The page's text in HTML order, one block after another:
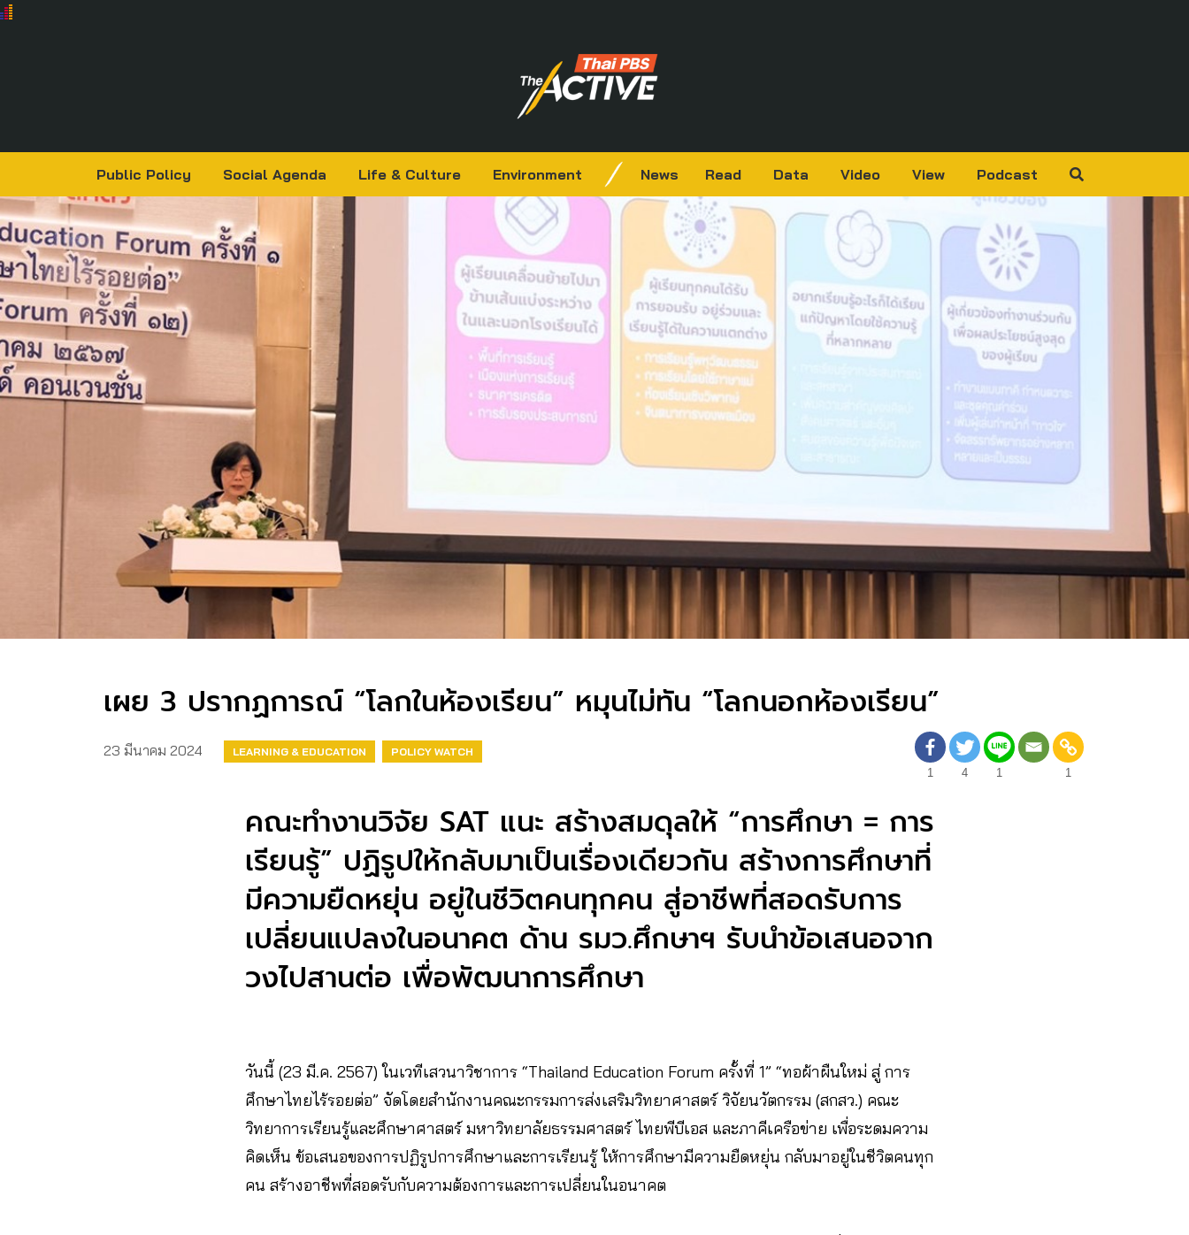
Public Policy Social Agenda Life & Culture Environment News Read Data Video View Podcast
เผย 3 ปรากฏการณ์ “โลกในห้องเรียน” หมุนไม่ทัน “โลกนอกห้องเรียน”
23 มีนาคม 2024 LEARNING & EDUCATION
POLICY WATCH
1
4 1 1
คณะทำงานวิจัย SAT แนะ สร้างสมดุลให้ “การศึกษา = การ
เรียนรู้” ปฏิรูปให้กลับมาเป็นเรื่องเดียวกัน สร้างการศึกษาที่
มีความยืดหยุ่น อยู่ในชีวิตคนทุกคน สู่อาชีพที่สอดรับการ
เปลี่ยนแปลงในอนาคต ด้าน รมว.ศึกษาฯ รับนำข้อเสนอจาก
วงไปสานต่อ เพื่อพัฒนาการศึกษา
วันนี้ (23 มี.ค. 2567) ในเวทีเสวนาวิชาการ “Thailand Education Forum ครั้งที่ 1” “ทอผ้าผืนใหม่ สู่ การ
ศึกษาไทยไร้รอยต่อ” จัดโดยสำนักงานคณะกรรมการส่งเสริมวิทยาศาสตร์ วิจัยนวัตกรรม (สกสว.) คณะ
วิทยาการเรียนรู้และศึกษาศาสตร์ มหาวิทยาลัยธรรมศาสตร์ ไทยพีบีเอส และภาคีเครือข่าย เพื่อระดมความ
คิดเห็น ข้อเสนอของการปฏิรูปการศึกษาและการเรียนรู้ ให้การศึกษามีความยืดหยุ่น กลับมาอยู่ในชีวิตคนทุก
คน สร้างอาชีพที่สอดรับกับความต้องการและการเปลี่ยนในอนาคต